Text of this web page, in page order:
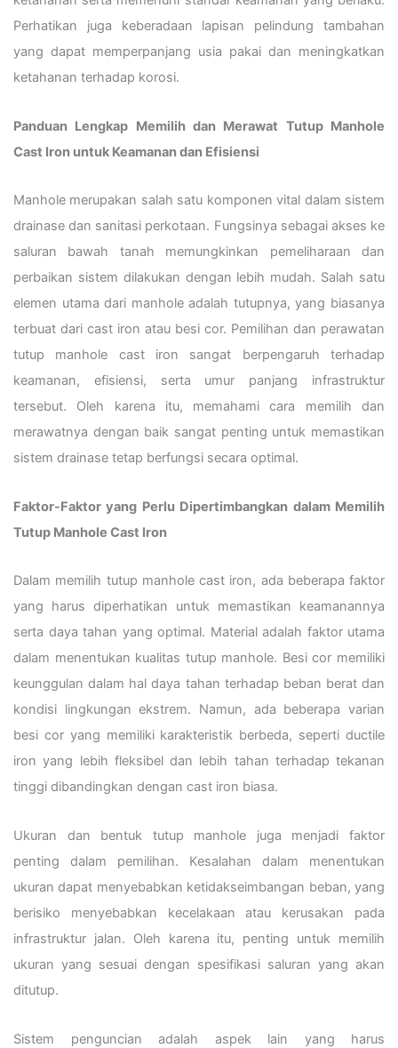
Perhatikan juga keberadaan lapisan pelindung tambahan
yang dapat memperpanjang usia pakai dan meningkatkan
ketahanan terhadap korosi.
Panduan Lengkap Memilih dan Merawat Tutup Manhole
Cast Iron untuk Keamanan dan Efisiensi
Manhole merupakan salah satu komponen vital dalam sistem
drainase dan sanitasi perkotaan. Fungsinya sebagai akses ke
saluran bawah tanah memungkinkan pemeliharaan dan
perbaikan sistem dilakukan dengan lebih mudah. Salah satu
elemen utama dari manhole adalah tutupnya, yang biasanya
terbuat dari cast iron atau besi cor. Pemilihan dan perawatan
tutup manhole cast iron sangat berpengaruh terhadap
keamanan, efisiensi, serta umur panjang infrastruktur
tersebut. Oleh karena itu, memahami cara memilih dan
merawatnya dengan baik sangat penting untuk memastikan
sistem drainase tetap berfungsi secara optimal.
Faktor-Faktor yang Perlu Dipertimbangkan dalam Memilih
Tutup Manhole Cast Iron
Dalam memilih tutup manhole cast iron, ada beberapa faktor
yang harus diperhatikan untuk memastikan keamanannya
serta daya tahan yang optimal. Material adalah faktor utama
dalam menentukan kualitas tutup manhole. Besi cor memiliki
keunggulan dalam hal daya tahan terhadap beban berat dan
kondisi lingkungan ekstrem. Namun, ada beberapa varian
besi cor yang memiliki karakteristik berbeda, seperti ductile
iron yang lebih fleksibel dan lebih tahan terhadap tekanan
tinggi dibandingkan dengan cast iron biasa.
Ukuran dan bentuk tutup manhole juga menjadi faktor
penting dalam pemilihan. Kesalahan dalam menentukan
ukuran dapat menyebabkan ketidakseimbangan beban, yang
berisiko menyebabkan kecelakaan atau kerusakan pada
infrastruktur jalan. Oleh karena itu, penting untuk memilih
ukuran yang sesuai dengan spesifikasi saluran yang akan
ditutup.
Sistem penguncian adalah aspek lain yang harus